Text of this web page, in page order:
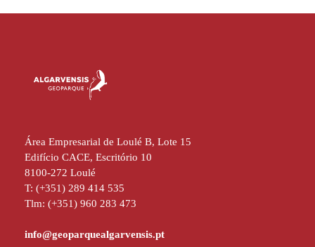
Área Empresarial de Loulé B, Lote 15
Edifício CACE, Escritório 10
8100-272 Loulé
T: (+351) 289 414 535
Tlm: (+351) 960 283 473